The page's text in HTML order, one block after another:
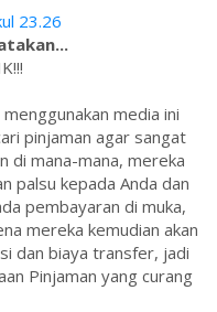
23.26
media ini
pinjaman agar sangat
di mana-mana, mereka
palsu kepada Anda dan
pembayaran di muka,
mereka kemudian akan
dan biaya transfer, jadi
Pinjaman yang curang